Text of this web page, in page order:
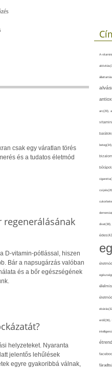
csak egy váratlan törés
és a tudatos életmód
D-vitamin-pótlással, hiszen
Bár a napsugárzás valóban
és a bőr egészségének
helyzeteket. Nyaranta
jelentős lehűlések
egyre gyakoribbá válnak,
A-
arc(29),
beteg(34),
divat(38),
erdő(36),